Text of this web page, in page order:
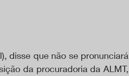
disse que não se pronunciará
da procuradoria da ALMT,